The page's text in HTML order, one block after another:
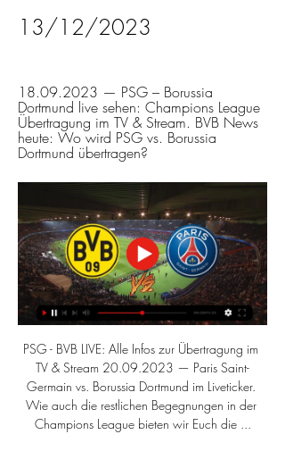
13/12/2023
18.09.2023 — PSG – Borussia
Dortmund live sehen: Champions League
Übertragung im TV & Stream. BVB News
heute: Wo wird PSG vs. Borussia
Dortmund übertragen?
PSG - BVB LIVE: Alle Infos zur Übertragung im
TV & Stream 20.09.2023 — Paris Saint-
Germain vs. Borussia Dortmund im Liveticker.
Wie auch die restlichen Begegnungen in der
Champions League bieten wir Euch die ...